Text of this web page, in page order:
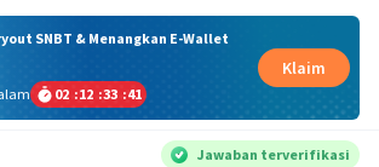
SNBT & Menangkan E-Wallet
02 :12 :33 :41
Klaim
Jawaban terverifikasi